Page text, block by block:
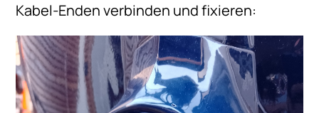
Kabel-Enden verbinden und fixieren: